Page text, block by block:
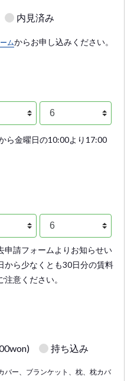
内見済み
ムからお申し込みください。
ら金曜日の10:00より17:00
申請フォームよりお知らせい
から少なくとも30日分の賃料
意ください。
持ち込み
バー、ブランケット、枕、枕カバ